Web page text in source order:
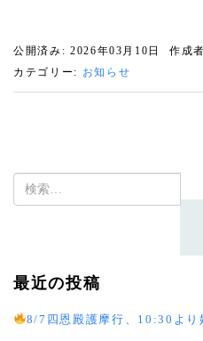
公開済み: 2026年03月10日 作成
カテゴリー: お知らせ
検
索:
最近の投稿
8/7四恩殿護摩行、10:30より